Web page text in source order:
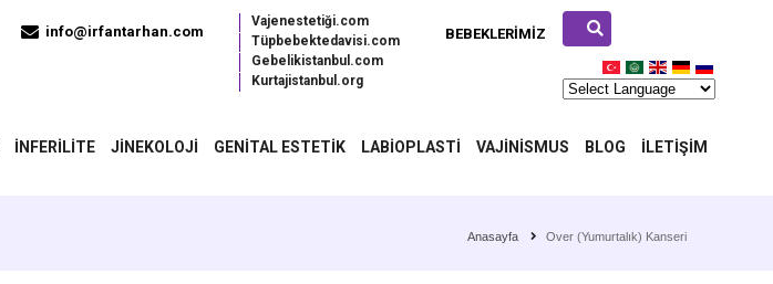
BEBEKLERIMIZ
Vajenestetiği.com
Tüpbebektedavisi.com
Gebelikistanbul.com
Kurtajistanbul.org
info@irfantarhan.com
İNFERILITE JINEKOLOJI GENITAL ESTETIK LABIOPLASTI VAJINISMUS BLOG İLETIŞIM
Anasayfa Over (Yumurtalık) Kanseri